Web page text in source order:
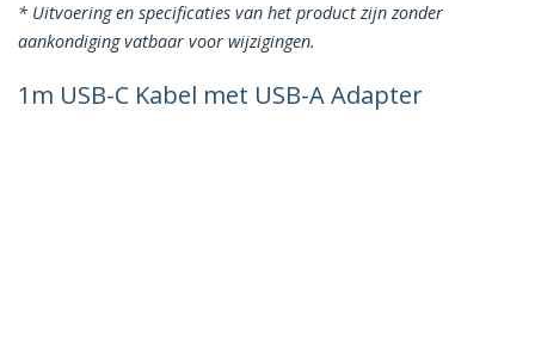
* Uitvoering en specificaties van het product zijn zonder
aankondiging vatbaar voor wijzigingen.
1m USB-C Kabel met USB-A Adapter